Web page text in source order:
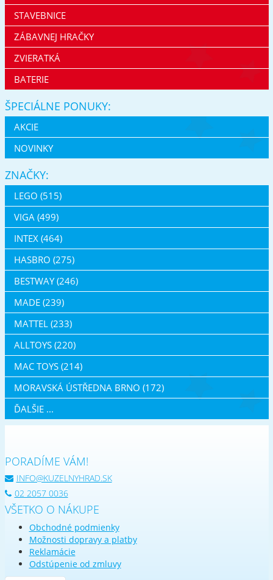
STAVEBNICE
ZÁBAVNEJ HRAČKY
ZVIERATKÁ
BATERIE
ŠPECIÁLNE PONUKY:
AKCIE
NOVINKY
ZNAČKY:
LEGO (515)
VIGA (499)
INTEX (464)
HASBRO (275)
BESTWAY (246)
MADE (239)
MATTEL (233)
ALLTOYS (220)
MAC TOYS (214)
MORAVSKÁ ÚSTŘEDNA BRNO (172)
ĎALŠIE ...
PORADÍME VÁM!
INFO@KUZELNYHRAD.SK
02 2057 0036
VŠETKO O NÁKUPE
Obchodné podmienky
Možnosti dopravy a platby
Reklamácie
Odstúpenie od zmluvy